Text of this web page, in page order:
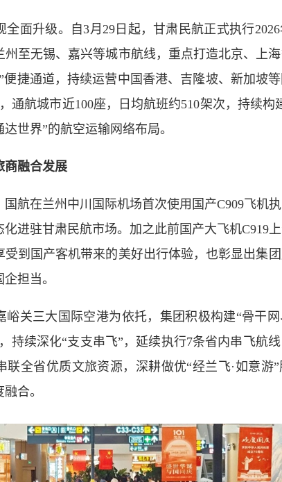
全面升级。自3月29日起，甘肃民航正式执行
州至无锡、嘉兴等城市航线，重点打造北京、上
便捷通道 ，持续运营中国香港、吉隆坡、新加坡
通航城市近100座，日均航班约510架次 ， 持续构
达世界”的航空运输网络布局。
商融合发展
国航在兰州中川国际机场首次使用 国产C909飞机
进驻甘肃民航市场。 加之此前国产大飞机C919
受到 国产客机带来的美好出行体验，也彰显出集
企担当。
峪关三大国际空港为依托，集团积极构建“骨干
持续深化“支支串飞”，延续执行7条省内串飞航
全省优质文旅资源， 深耕做优“经兰飞·如意游
合。